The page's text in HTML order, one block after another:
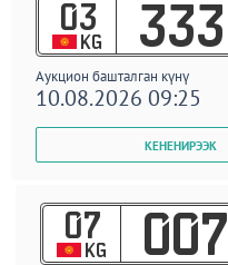
03
KG 333
Аукцион башталган күнү
10.08.2026 09:25
07
KG 007